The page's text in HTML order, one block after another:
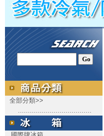
全部分類>>
.....................................